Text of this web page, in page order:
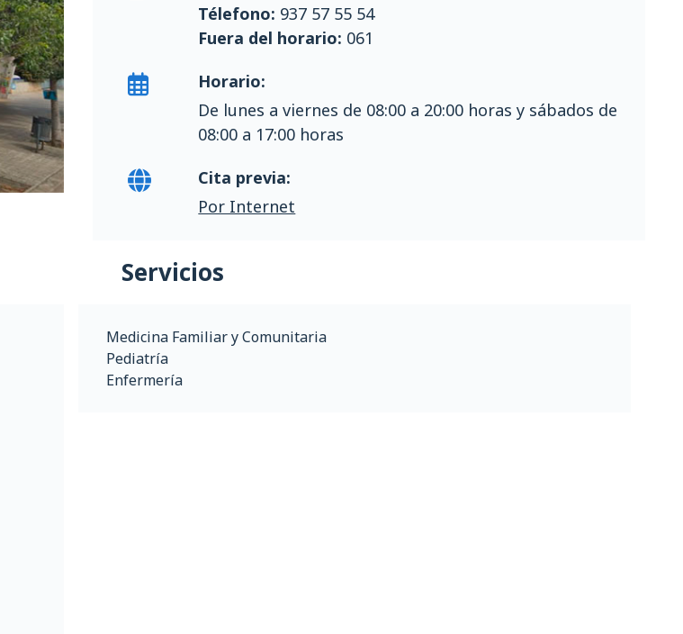
Télefono: 937 57 55 54
Fuera del horario: 061
Horario:
De lunes a viernes de 08:00 a 20:00 horas y sábados de
08:00 a 17:00 horas
Cita previa:
Por Internet
Servicios
Medicina Familiar y Comunitaria
Pediatría
Enfermería